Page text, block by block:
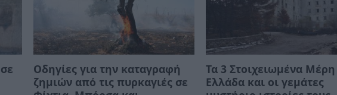
Οδηγίες για την καταγραφή
ζημιών από τις πυρκαγιές σε
Τα 3 Στοιχειωμένα
Ελλάδα και οι γεμάτες